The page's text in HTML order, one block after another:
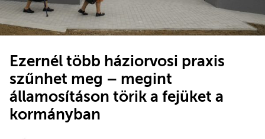
Ezernél több háziorvosi praxis
szűnhet meg – megint
államosításon törik a fejüket a
kormányban